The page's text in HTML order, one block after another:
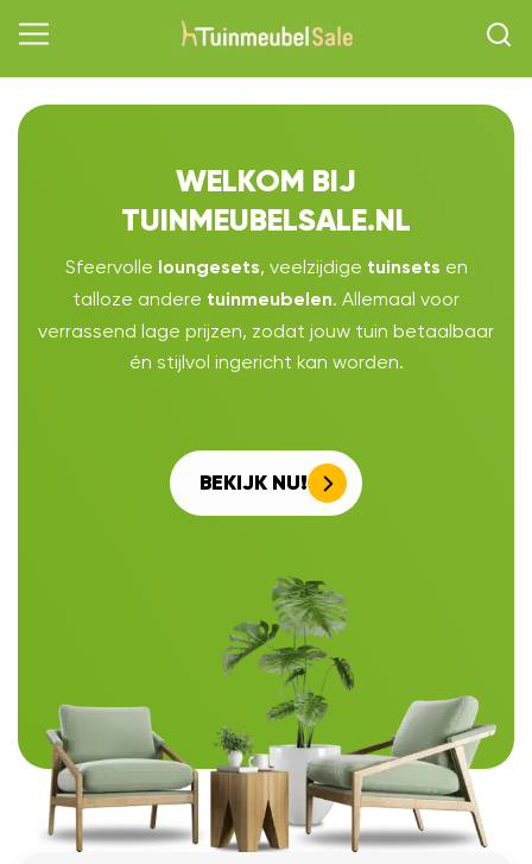
WELKOM BIJ
TUINMEUBELSALE.NL
Sfeervolle loungesets, veelzijdige tuinsets en
talloze andere tuinmeubelen. Allemaal voor
verrassend lage prijzen, zodat jouw tuin betaalbaar
én stijlvol ingericht kan worden.
BEKIJK NU!